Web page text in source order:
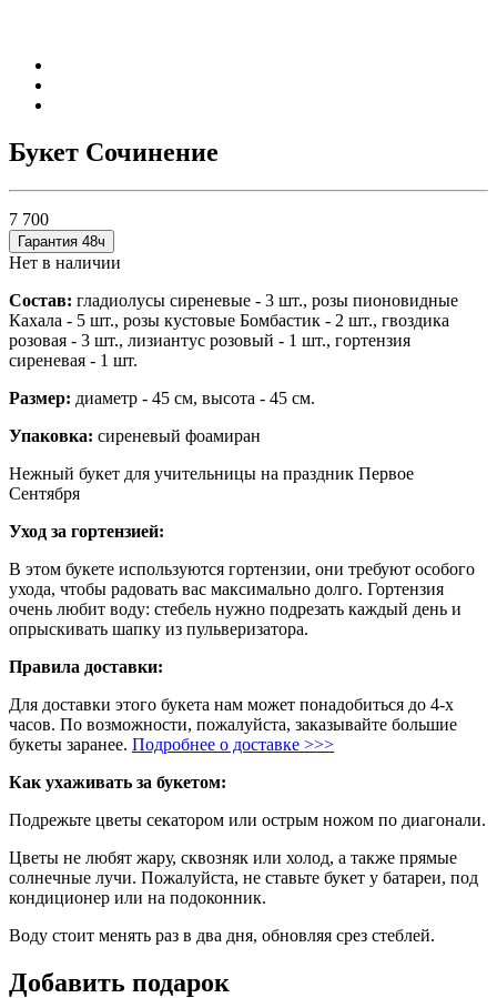
Букет Сочинение
7 700
Гарантия 48ч
Нет в наличии
Состав: гладиолусы сиреневые - 3 шт., розы пионовидные
Кахала - 5 шт., розы кустовые Бомбастик - 2 шт., гвоздика
розовая - 3 шт., лизиантус розовый - 1 шт., гортензия
сиреневая - 1 шт.
Размер: диаметр - 45 см, высота - 45 см.
Упаковка: сиреневый фоамиран
Нежный букет для учительницы на праздник Первое
Сентября
Уход за гортензией:
В этом букете используются гортензии, они требуют особого
ухода, чтобы радовать вас максимально долго. Гортензия
очень любит воду: стебель нужно подрезать каждый день и
опрыскивать шапку из пульверизатора.
Правила доставки:
Для доставки этого букета нам может понадобиться до 4-х
часов. По возможности, пожалуйста, заказывайте большие
букеты заранее. Подробнее о доставке >>>
Как ухаживать за букетом:
Подрежьте цветы секатором или острым ножом по диагонали.
Цветы не любят жару, сквозняк или холод, а также прямые
солнечные лучи. Пожалуйста, не ставьте букет у батареи, под
кондиционер или на подоконник.
Воду стоит менять раз в два дня, обновляя срез стеблей.
Добавить подарок